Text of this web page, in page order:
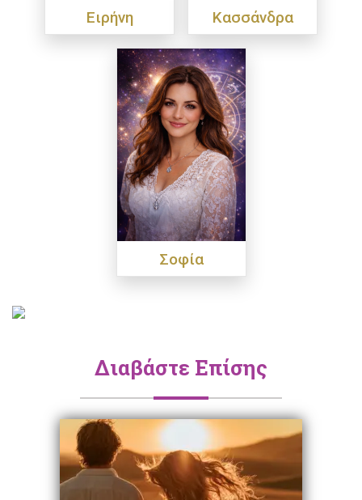
Ειρήνη Κασσάνδρα
Σοφία
Διαβάστε Επίσης